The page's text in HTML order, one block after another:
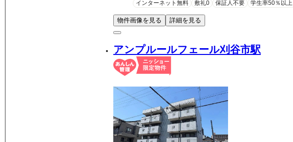
インターネット無料 敷礼0 保証人不要 学生率50％以上
物件画像を見る 詳細を見る
アンプルールフェール刈谷市駅